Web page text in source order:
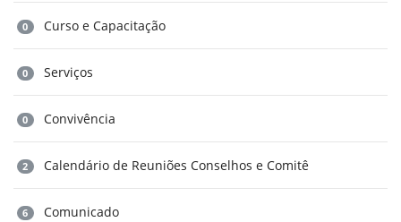
0 Curso e Capacitação
0 Serviços
0 Convivência
2 Calendário de Reuniões Conselhos e Comitê
6 Comunicado